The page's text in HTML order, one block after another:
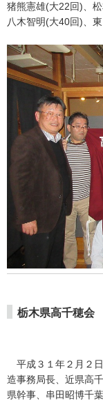
猪熊憲雄(大22回)、
八木智明(大40回)、
栃木県高千穂会
平成３１年２月２
造事務局長、近県高
県幹事、串田昭博千